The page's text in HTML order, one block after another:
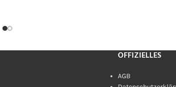
OFFIZIELLES
AGB